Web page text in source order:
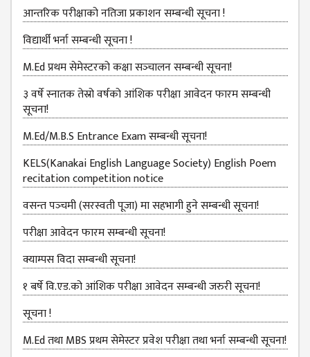
ACCOUNT
COMMITTEE
ADVISORY
COMMITTEE
COMMITTEE
ASSESSMENT
TEAM (SAT)
INTERNAL
QUALITY
ASSURANCE
COMMITTEE
(IQAC)
SCHOLARSHIP
& STUDENTS
ASSISTANCE
COMMITTEE
EMIS UNIT
आन्तरिक परीक्षाको नतिजा प्रकाशन सम्बन्धी सूचना !
विद्यार्थी भर्ना सम्बन्धी सूचना !
M.Ed प्रथम सेमेस्टरको कक्षा सञ्‍चालन सम्बन्धी सूचना!
३ वर्षे स्नातक तेस्रो वर्षको आंशिक परीक्षा आवेदन फारम सम्बन्धी
सूचना!
M.Ed/M.B.S Entrance Exam सम्बन्धी सूचना!
KELS(Kanakai English Language Society) English Poem
recitation competition notice
वसन्त पञ्‍चमी (सरस्वती पूजा) मा सहभागी हुने सम्बन्धी सूचना!
परीक्षा आवेदन फारम सम्बन्धी सूचना!
क्याम्पस विदा सम्बन्धी सूचना!
१ बर्षे वि.एड.को आंशिक परीक्षा आवेदन सम्बन्धी जरुरी सूचना!
सूचना !
M.Ed तथा MBS प्रथम सेमेस्टर प्रवेश परीक्षा तथा भर्ना सम्बन्धी सूचना!